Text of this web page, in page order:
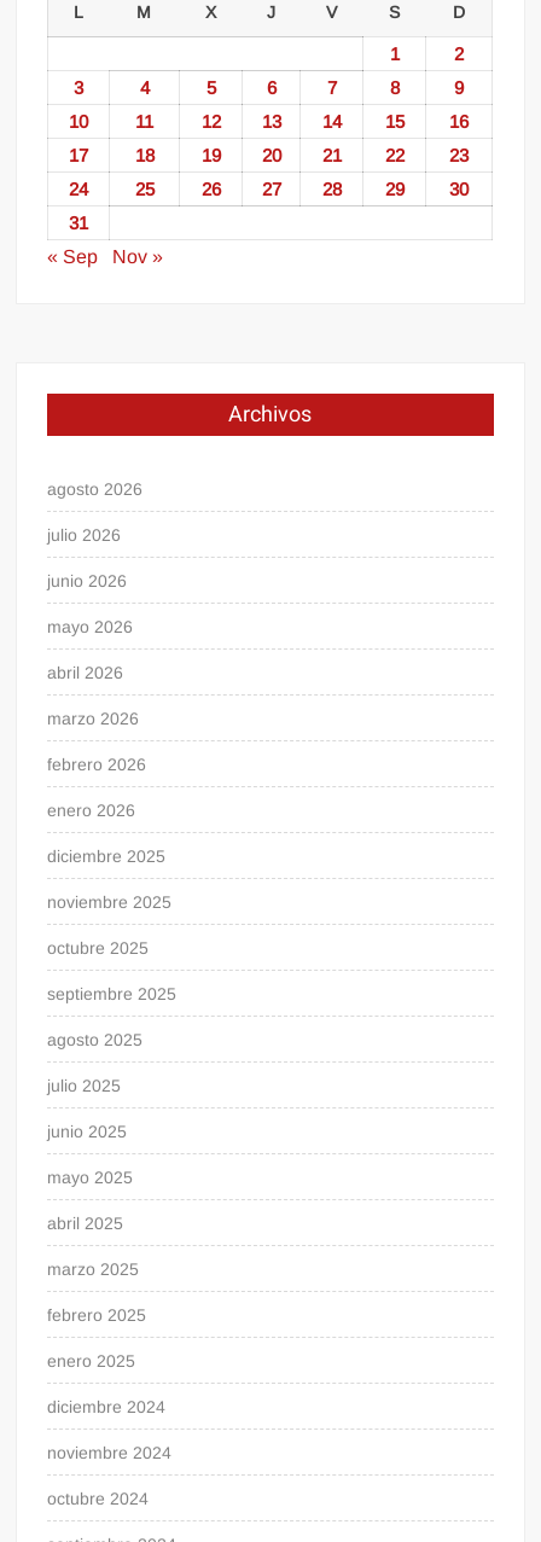
L M X J V S D
1
2
3
4 5 6 7 8
9
10
11 12 13 14 15
16
17
18 19 20 21 22
23
24
25 26 27 28 29
30
31
« Sep
Nov »
Archivos
agosto 2026
julio 2026
junio 2026
mayo 2026
abril 2026
marzo 2026
febrero 2026
enero 2026
diciembre 2025
noviembre 2025
octubre 2025
septiembre 2025
agosto 2025
julio 2025
junio 2025
mayo 2025
abril 2025
marzo 2025
febrero 2025
enero 2025
diciembre 2024
noviembre 2024
octubre 2024